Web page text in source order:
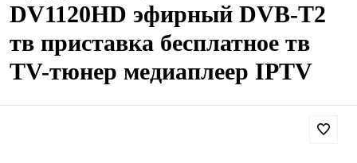
DV1120HD эфирный DVB-T2
тв приставка бесплатное тв
TV-тюнер медиаплеер IPTV